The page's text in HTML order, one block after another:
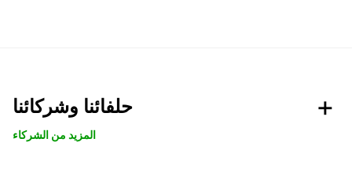
حلفائنا وشركائنا
المزيد من الشركاء